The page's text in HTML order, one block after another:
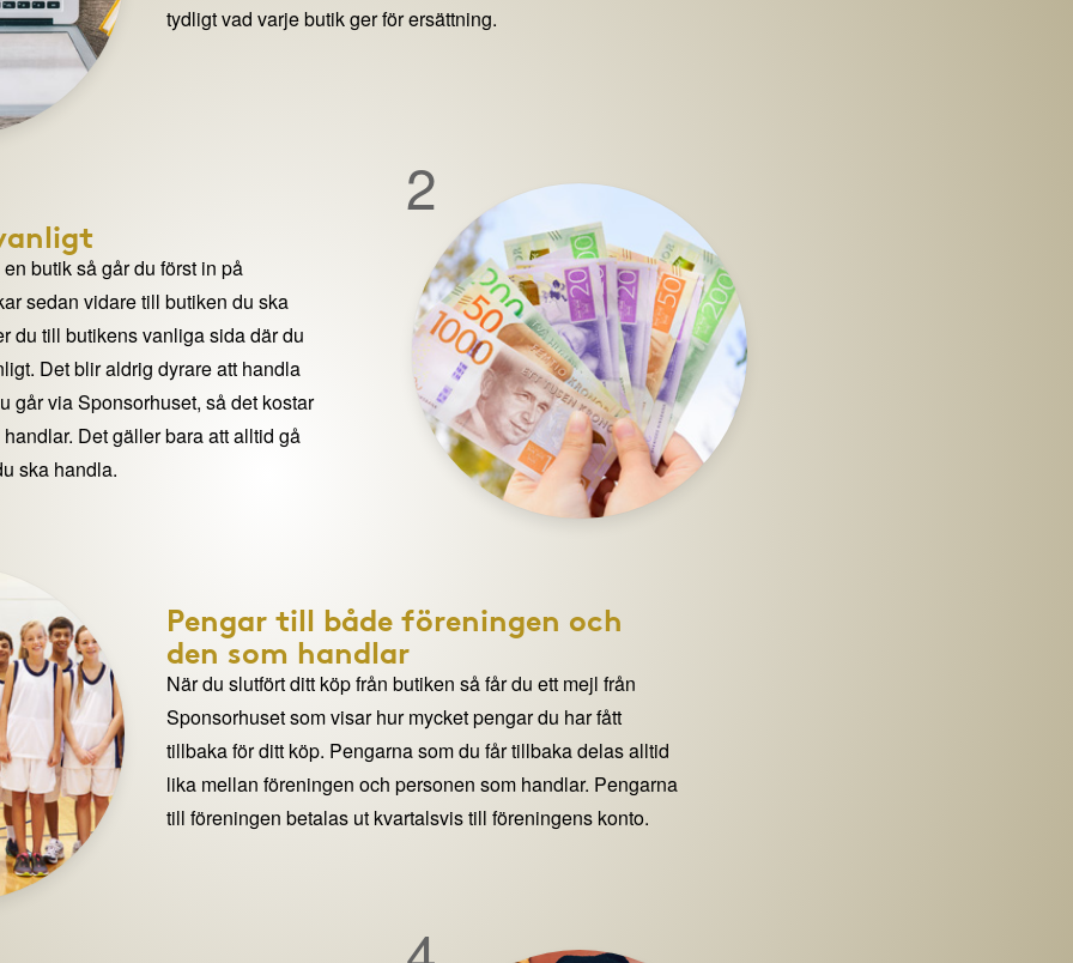
tydligt vad varje butik ger för ersättning.
2
butik så går du först in på
sedan vidare till butiken du ska
du till butikens vanliga sida där du
Det blir aldrig dyrare att handla
går via Sponsorhuset, så det kostar
Det gäller bara att alltid gå
ska handla.
Pengar till både föreningen och
den som handlar
När du slutfört ditt köp från butiken så får du ett mejl från
Sponsorhuset som visar hur mycket pengar du har fått
tillbaka för ditt köp. Pengarna som du får tillbaka delas alltid
lika mellan föreningen och personen som handlar. Pengarna
till föreningen betalas ut kvartalsvis till föreningens konto.